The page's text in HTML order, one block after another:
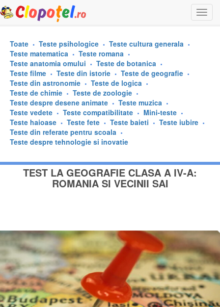
Toate Teste psihologice
Teste cultura generala
Teste matematica
Teste romana
Teste anatomia omului
Teste de botanica
Teste filme
Teste din istorie
Teste de geografie
Teste din astronomie
Teste de logica
Teste de chimie
Teste de zoologie
Teste despre desene animate
Teste muzica
Teste vedete
Teste compatibilitate
Mini-teste
Teste haioase
Teste fete Teste baieti
Teste iubire
Teste din referate pentru scoala
Teste despre tehnologie si inovatie
TEST LA GEOGRAFIE CLASA A IV-A:
ROMANIA SI VECINII SAI